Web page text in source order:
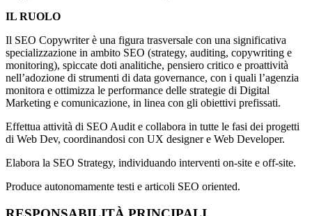
IL RUOLO
Il SEO Copywriter è una figura trasversale con una significativa
specializzazione in ambito SEO (strategy, auditing, copywriting e
monitoring), spiccate doti analitiche, pensiero critico e proattività
nell’adozione di strumenti di data governance, con i quali l’agenzia
monitora e ottimizza le performance delle strategie di Digital
Marketing e comunicazione, in linea con gli obiettivi prefissati.
Effettua attività di SEO Audit e collabora in tutte le fasi dei progetti
di Web Dev, coordinandosi con UX designer e Web Developer.
Elabora la SEO Strategy, individuando interventi on-site e off-site.
Produce autonomamente testi e articoli SEO oriented.